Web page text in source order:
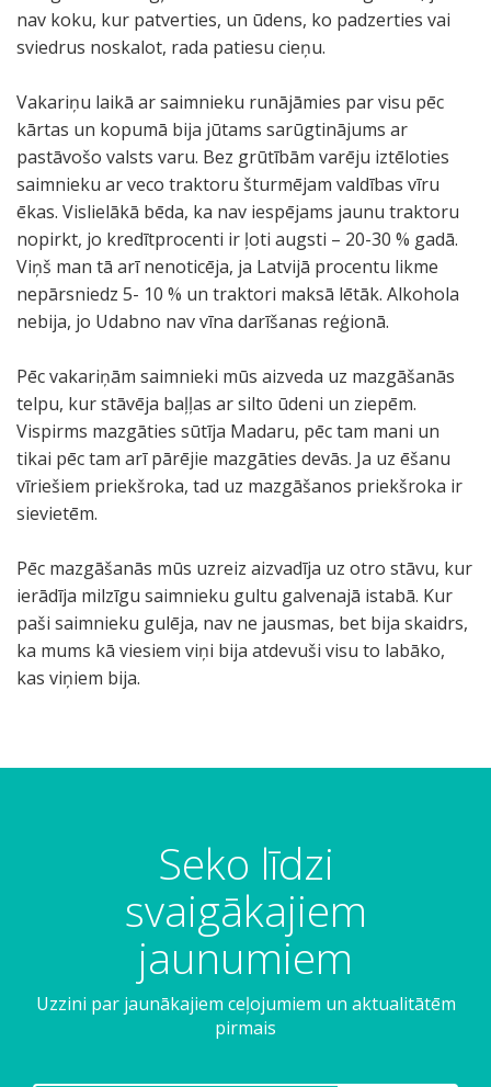
nav koku, kur patverties, un ūdens, ko padzerties vai
sviedrus noskalot, rada patiesu cieņu.
Vakariņu laikā ar saimnieku runājāmies par visu pēc
kārtas un kopumā bija jūtams sarūgtinājums ar
pastāvošo valsts varu. Bez grūtībām varēju iztēloties
saimnieku ar veco traktoru šturmējam valdības vīru
ēkas. Vislielākā bēda, ka nav iespējams jaunu traktoru
nopirkt, jo kredītprocenti ir ļoti augsti – 20-30 % gadā.
Viņš man tā arī nenoticēja, ja Latvijā procentu likme
nepārsniedz 5- 10 % un traktori maksā lētāk. Alkohola
nebija, jo Udabno nav vīna darīšanas reģionā.
Pēc vakariņām saimnieki mūs aizveda uz mazgāšanās
telpu, kur stāvēja baļļas ar silto ūdeni un ziepēm.
Vispirms mazgāties sūtīja Madaru, pēc tam mani un
tikai pēc tam arī pārējie mazgāties devās. Ja uz ēšanu
vīriešiem priekšroka, tad uz mazgāšanos priekšroka ir
sievietēm.
Pēc mazgāšanās mūs uzreiz aizvadīja uz otro stāvu, kur
ierādīja milzīgu saimnieku gultu galvenajā istabā. Kur
paši saimnieku gulēja, nav ne jausmas, bet bija skaidrs,
ka mums kā viesiem viņi bija atdevuši visu to labāko,
kas viņiem bija.
Seko līdzi
svaigākajiem
jaunumiem
Uzzini par jaunākajiem ceļojumiem un aktualitātēm
pirmais